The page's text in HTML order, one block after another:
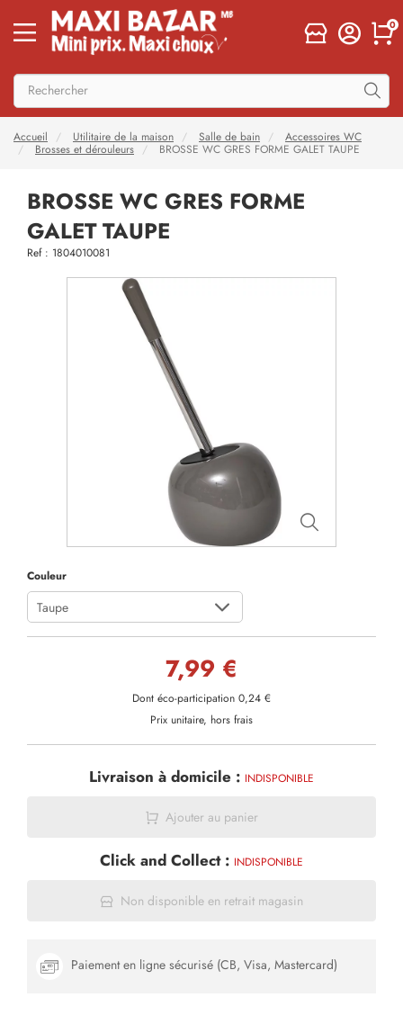
0
Accueil Utilitaire de la maison Salle de bain
Accessoires WC
Brosses et dérouleurs
BROSSE WC GRES FORME GALET TAUPE
BROSSE WC GRES FORME
GALET TAUPE
Ref : 1804010081
Couleur
Taupe
7,99 €
Dont éco-participation 0,24 €
Prix unitaire, hors frais
Livraison à domicile : INDISPONIBLE
Ajouter au panier
Click and Collect : INDISPONIBLE
Non disponible en retrait magasin
Paiement en ligne sécurisé (CB, Visa, Mastercard)